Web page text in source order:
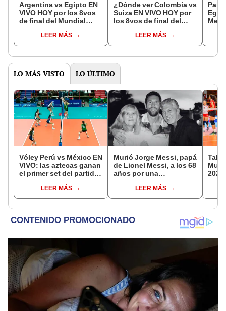
Argentina vs Egipto EN
VIVO HOY por los 8vos
de final del Mundial
falla otro penal
LEER MÁS
¿Dónde ver Colombia vs
Suiza EN VIVO HOY por
los 8vos de final del
LEER MÁS
LO MÁS VISTO LO ÚLTIMO
Vóley Perú vs México EN
VIVO: las aztecas ganan
el primer set del partido
Mundial sub 17 2026
LEER MÁS
Murió Jorge Messi, papá
de Lionel Messi, a los 68
años por una
LEER MÁS